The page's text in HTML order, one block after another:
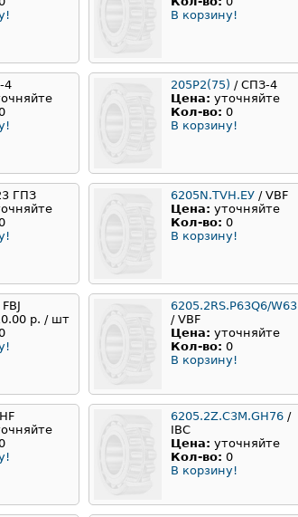
В корзину!
4
205Р2(75) / СПЗ-4
Цена: уточняйте
Кол-во: 0
В корзину!
ГПЗ
6205N.TVН.EУ / VBF
Цена: уточняйте
Кол-во: 0
В корзину!
р. / шт
6205.2RS.P63Q6/W63
/ VBF
Цена: уточняйте
Кол-во: 0
В корзину!
6205.2Z.C3M.GH76 /
IBC
Цена: уточняйте
Кол-во: 0
В корзину!